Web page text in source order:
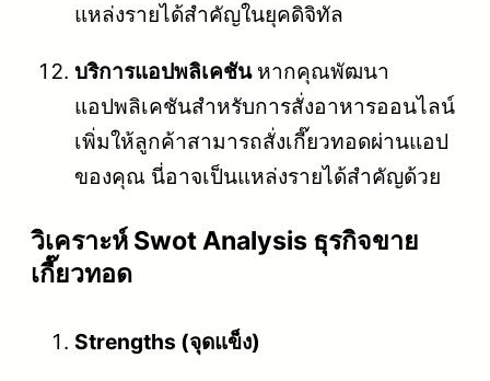
แหล่งรายได้สำคัญในยุคดิจิทัล
บริการแอปพลิเคชันหากคุณพัฒนา
แอปพลิเคชันสำหรับการสั่งอาหารออนไลน์
เพิ่มให้ลูกค้าสามารถสั่งเกี๊ยวทอดผ่านแอป
ของคุณ นี่อาจเป็นแหล่งรายได้สำคัญด้วย
วิเคราะห์ Swot Analysis ธุรกิจขาย
เกี๊ยวทอด
Strengths (จุดแข็ง)